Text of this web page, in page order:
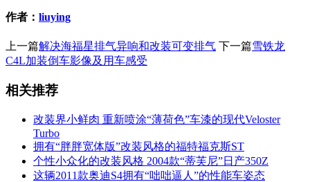
作者： liuying
上一篇解决海福星排气异响和改装可变排气 下一篇雪铁龙
C4L加装倒车影像及用车感受
相关推荐
改装界小鲜肉 重新喷涂“薄荷色”车漆的现代Veloster
Turbo
拥有“胖胖宽体版”改装风格的福特福克斯ST
个性小众化的改装风格 2004款“蒂芙尼”日产350Z
这辆2011款奥迪S4拥有“咄咄逼人”的性能车姿态